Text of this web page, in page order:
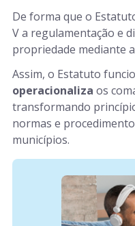
De forma que o
V a regulamentação e
propriedade mediante
Assim, o Estatuto
operacionaliza os
transformando
normas e
municípios.